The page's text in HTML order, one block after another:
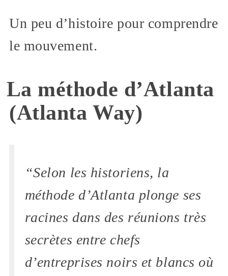
Un peu d’histoire pour comprendre
le mouvement.
La méthode d’Atlanta
(Atlanta Way)
“Selon les historiens, la
méthode d’Atlanta plonge ses
racines dans des réunions très
secrètes entre chefs
d’entreprises noirs et blancs où